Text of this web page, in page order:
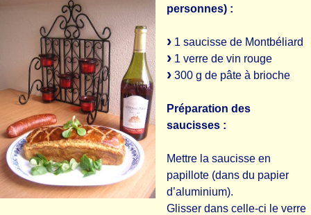
personnes) :
1 saucisse de Montbéliard
1 verre de vin rouge
300 g de pâte à brioche
Préparation des
saucisses :
Mettre la saucisse en
papillote (dans du papier
d’aluminium).
Glisser dans celle-ci le verre